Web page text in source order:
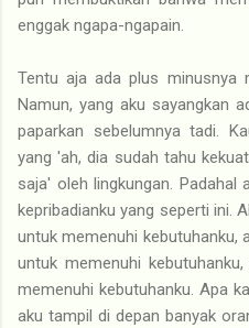
enggak ngapa-ngapain.
Tentu aja ada plus minusnya
Namun, yang aku sayangkan
paparkan sebelumnya tadi.
yang 'ah, dia sudah tahu
saja' oleh lingkungan. Padahal
kepribadianku yang seperti ini.
untuk memenuhi kebutuhanku,
untuk memenuhi
memenuhi kebutuhanku. Apa
aku tampil di depan banyak